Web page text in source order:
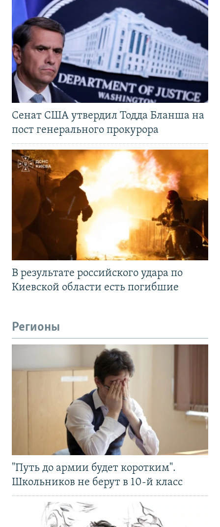
Сенат США утвердил Тодда Бланша на
пост генерального прокурора
В результате российского удара по
Киевской области есть погибшие
Регионы
"Путь до армии будет коротким".
Школьников не берут в 10-й класс